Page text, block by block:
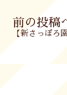
Prev
前の投稿